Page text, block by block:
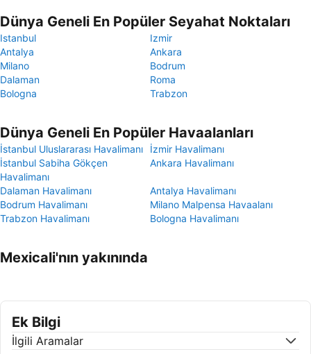
Dünya Geneli En Popüler Seyahat Noktaları
Istanbul
Izmir
Antalya
Ankara
Milano
Bodrum
Dalaman
Roma
Bologna
Trabzon
Dünya Geneli En Popüler Havaalanları
İstanbul Uluslararası Havalimanı
İzmir Havalimanı
İstanbul Sabiha Gökçen
Havalimanı
Ankara Havalimanı
Dalaman Havalimanı
Antalya Havalimanı
Bodrum Havalimanı
Milano Malpensa Havaalanı
Trabzon Havalimanı
Bologna Havalimanı
Mexicali'nın yakınında
Ek Bilgi
İlgili Aramalar